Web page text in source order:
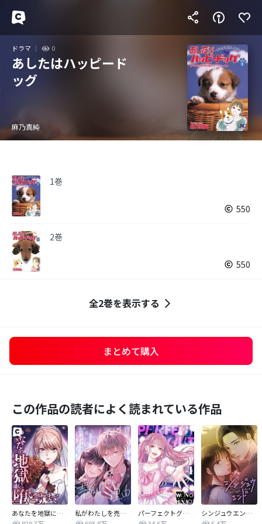
ドラマ 0
あしたはハッピード
ッグ
麻乃真純
1巻
550
2巻
550
全2巻を表示する
まとめて購入
この作品の読者によく読まれている作品
あなたを地獄に堕とすまで
私がわたしを売る理由
パーフェクトグリッター
シンジュウエンド【タテヨミ】